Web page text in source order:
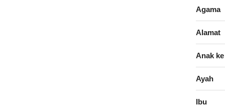
Agama
Alamat
Anak ke
Ayah
Ibu